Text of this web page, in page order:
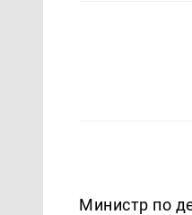
Министр по